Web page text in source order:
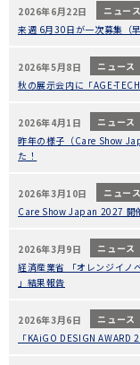
2026年6月22日
ニュース
来週 6月30日が一次募集（
2026年5月8日
ニュース
秋の展示会内に「AGE-
2026年4月1日
ニュース
昨年の様子（Care Show
た！
2026年3月10日
ニュース
Care Show Japan 2027 開
2026年3月9日
ニュース
経済産業省 「オレンジイノ
」結果報告
2026年3月6日
ニュース
「KAiGO DESIGN AWARD